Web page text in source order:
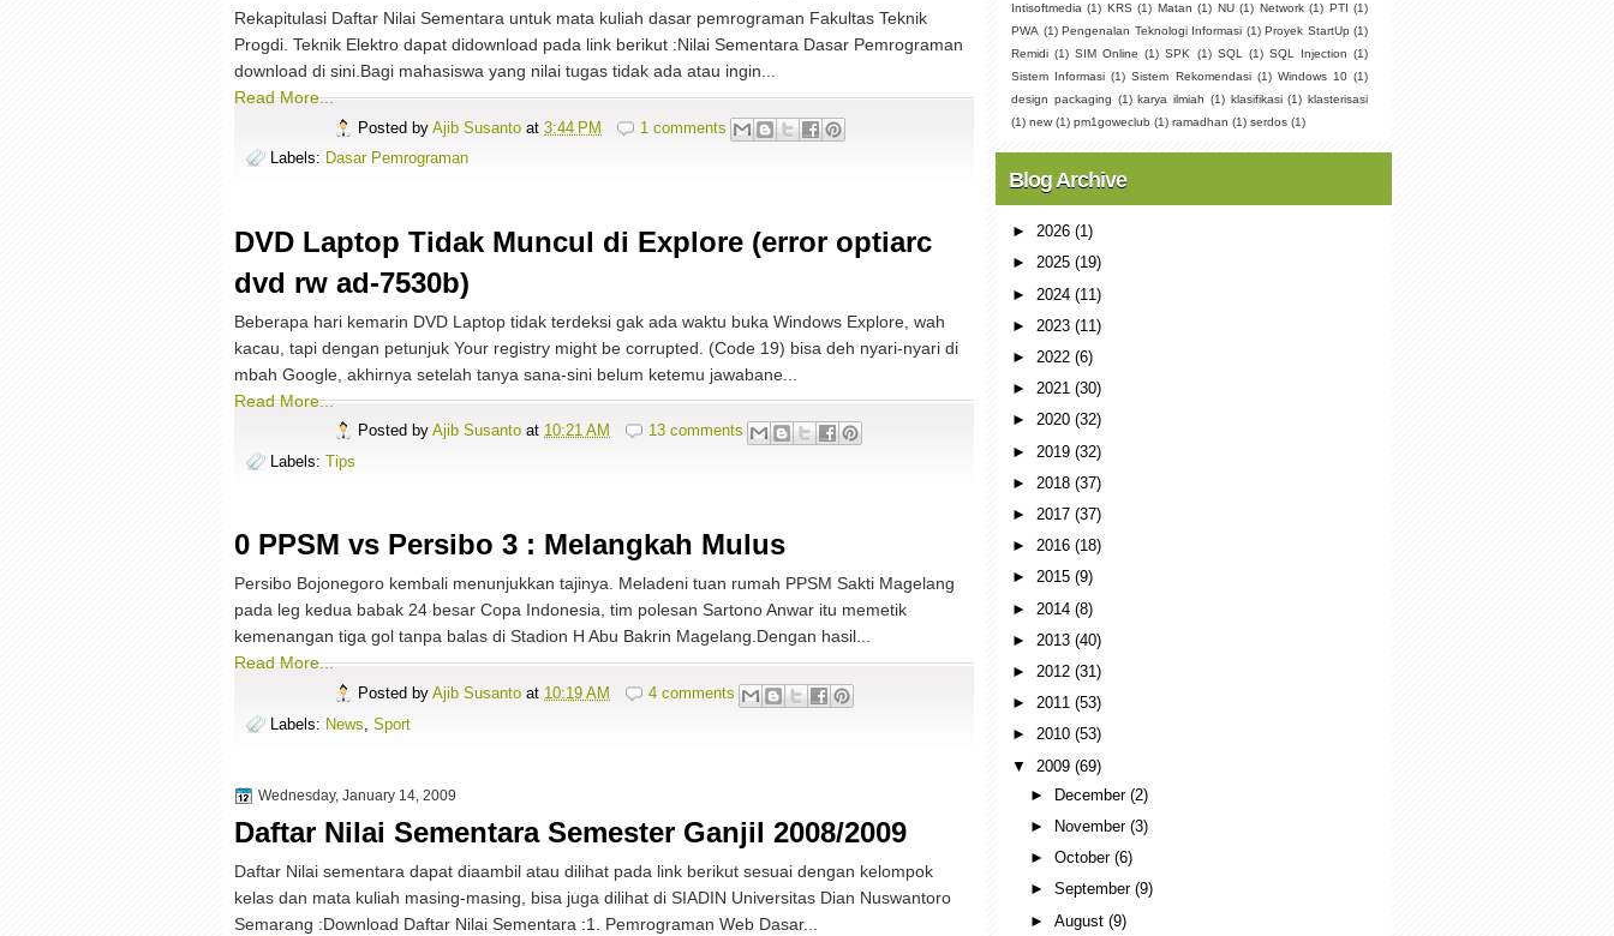
Rekapitulasi Daftar Nilai Sementara untuk mata kuliah dasar pemrograman Fakultas Teknik
Progdi. Teknik Elektro dapat didownload pada link berikut :Nilai Sementara Dasar Pemrograman
download di sini.Bagi mahasiswa yang nilai tugas tidak ada atau ingin...
Read More...
Posted by Ajib Susanto at 3:44 PM
1 comments
Labels: Dasar Pemrograman
DVD Laptop Tidak Muncul di Explore (error optiarc
dvd rw ad-7530b)
Beberapa hari kemarin DVD Laptop tidak terdeksi gak ada waktu buka Windows Explore, wah
kacau, tapi dengan petunjuk Your registry might be corrupted. (Code 19) bisa deh nyari-nyari di
mbah Google, akhirnya setelah tanya sana-sini belum ketemu jawabane...
Read More...
Posted by Ajib Susanto at 10:21 AM
13 comments
Labels: Tips
0 PPSM vs Persibo 3 : Melangkah Mulus
Persibo Bojonegoro kembali menunjukkan tajinya. Meladeni tuan rumah PPSM Sakti Magelang
pada leg kedua babak 24 besar Copa Indonesia, tim polesan Sartono Anwar itu memetik
kemenangan tiga gol tanpa balas di Stadion H Abu Bakrin Magelang.Dengan hasil...
Read More...
Posted by Ajib Susanto at 10:19 AM
4 comments
Labels: News Sport
Wednesday, January 14, 2009
Daftar Nilai Sementara Semester Ganjil 2008/2009
Daftar Nilai sementara dapat diaambil atau dilihat pada link berikut sesuai dengan kelompok
kelas dan mata kuliah masing-masing, bisa juga dilihat di SIADIN Universitas Dian Nuswantoro
Semarang :Download Daftar Nilai Sementara :1. Pemrograman Web Dasar...
Intisoftmedia (1) KRS (1) Matan (1) NU (1) Network (1) PTI (1)
PWA (1) Pengenalan Teknologi Informasi (1) Proyek StartUp (1)
Remidi (1) SIM Online (1) SPK (1) SQL (1) SQL Injection (1)
Sistem Informasi (1) Sistem Rekomendasi (1) Windows 10 (1)
design packaging (1) karya ilmiah (1) klasifikasi (1) klasterisasi
(1) new (1) pm1goweclub (1) ramadhan (1) serdos (1)
Blog Archive
► 2026 (1)
► 2025 (19)
► 2024 (11)
► 2023 (11)
► 2022 (6)
► 2021 (30)
► 2020 (32)
► 2019 (32)
► 2018 (37)
► 2017 (37)
► 2016 (18)
► 2015 (9)
► 2014 (8)
► 2013 (40)
► 2012 (31)
► 2011 (53)
► 2010 (53)
▼ 2009 (69)
►
December(2)
►
November(3)
►October(6)
►September(9)
►August(9)